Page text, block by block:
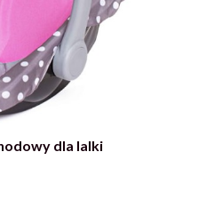
dla lalki